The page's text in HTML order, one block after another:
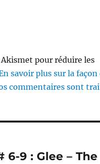
pour réduire les
savoir plus sur la
commentaires sont
6-9 : Glee – The